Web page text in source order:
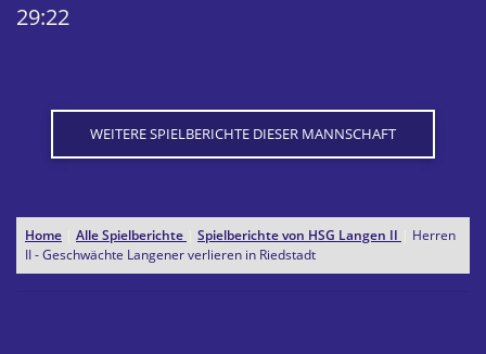
29:22
WEITERE SPIELBERICHTE DIESER MANNSCHAFT
Home Alle Spielberichte Spielberichte von HSG Langen II
Herren
II - Geschwächte Langener verlieren in Riedstadt